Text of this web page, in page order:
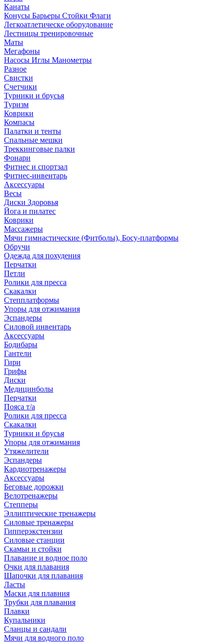
Канаты
Конусы Барьеры Стойки Флаги
Легкоатлетическе оборудование
Лестницы тренировочные
Маты
Мегафоны
Насосы Иглы Манометры
Разное
Свистки
Счетчики
Турники и брусья
Туризм
Коврики
Компасы
Палатки и тенты
Спальные мешки
Треккинговые палки
Фонари
Фитнес и спортзал
Фитнес-инвентарь
Аксессуары
Весы
Диски Здоровья
Йога и пилатес
Коврики
Массажеры
Мячи гимнастические (Фитболы), Босу-платформы
Обручи
Одежда для похудения
Перчатки
Петли
Ролики для пресса
Скакалки
Степплатформы
Упоры для отжимания
Эспандеры
Силовой инвентарь
Аксессуары
Бодибары
Гантели
Гири
Грифы
Диски
Медицинболы
Перчатки
Пояса т/а
Ролики для пресса
Скакалки
Турники и брусья
Упоры для отжимания
Утяжелители
Эспандеры
Кардиотренажеры
Аксессуары
Беговые дорожки
Велотренажеры
Степперы
Эллиптические тренажеры
Силовые тренажеры
Гипперэкстензии
Силовые станции
Скамьи и стойки
Плавание и водное поло
Очки для плавания
Шапочки для плавания
Ласты
Маски для плавния
Трубки для плавания
Плавки
Купальники
Сланцы и сандали
Мячи для водного поло